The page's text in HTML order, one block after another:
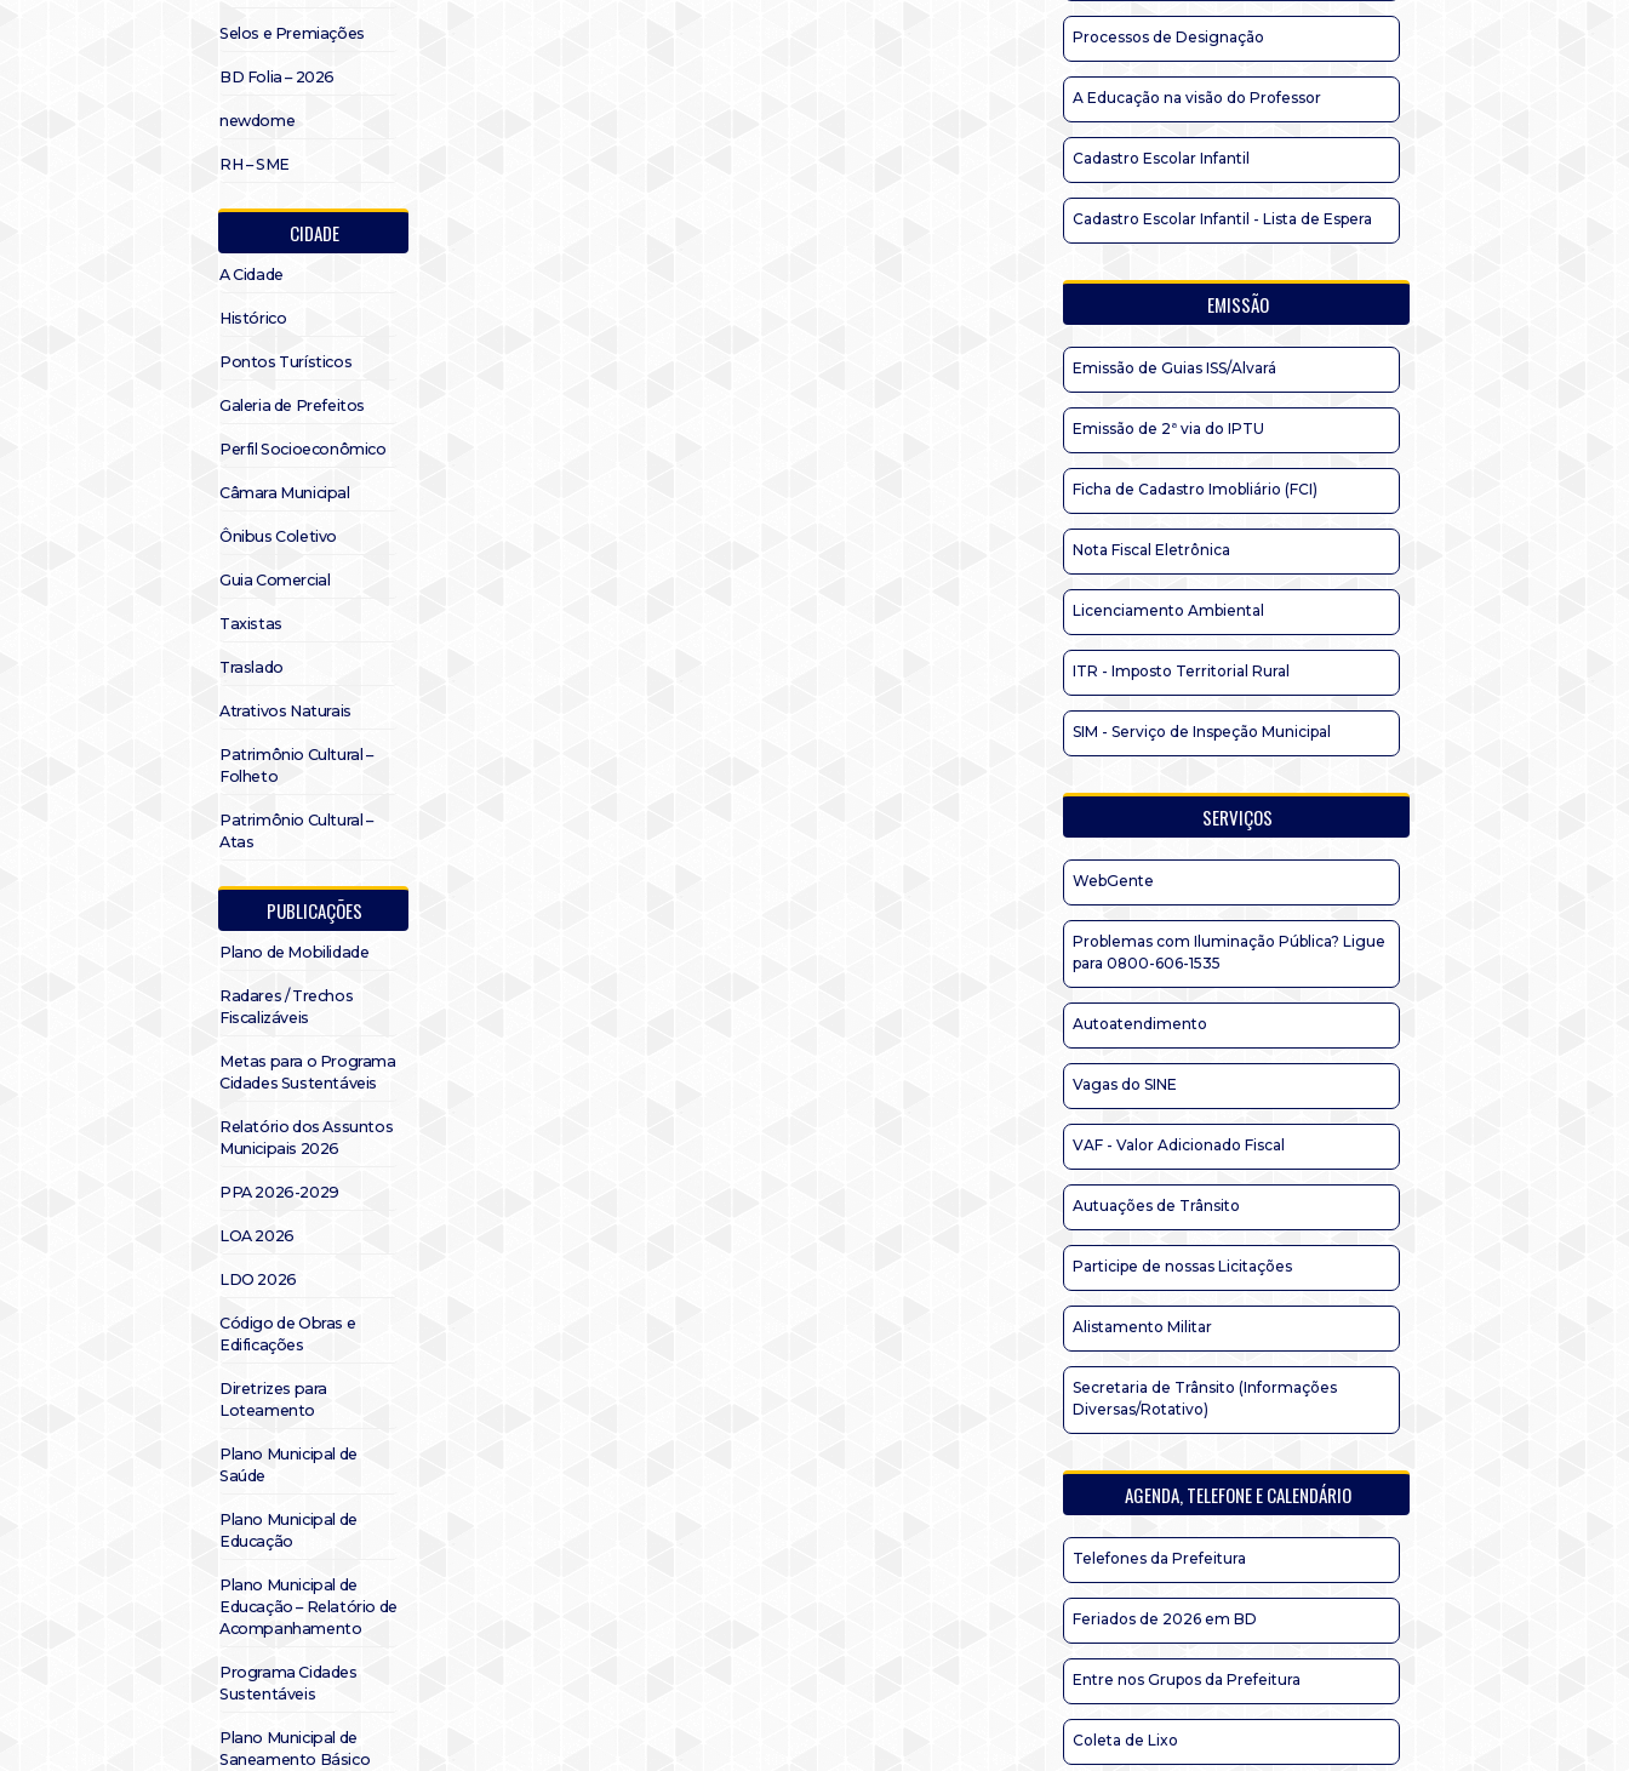
Selos e Premiações
BD Folia – 2026
newdome
RH – SME
CIDADE
A Cidade
Histórico
Pontos Turísticos
Galeria de Prefeitos
Perfil Socioeconômico
Câmara Municipal
Ônibus Coletivo
Guia Comercial
Taxistas
Traslado
Atrativos Naturais
Patrimônio Cultural –
Folheto
Patrimônio Cultural –
Atas
PUBLICAÇÕES
Plano de Mobilidade
Radares / Trechos
Fiscalizáveis
Metas para o Programa
Cidades Sustentáveis
Relatório dos Assuntos
Municipais 2026
PPA 2026-2029
LOA 2026
LDO 2026
Código de Obras e
Edificações
Diretrizes para
Loteamento
Plano Municipal de
Saúde
Plano Municipal de
Educação
Plano Municipal de
Educação – Relatório de
Acompanhamento
Programa Cidades
Sustentáveis
Plano Municipal de
Saneamento Básico
Processos de Designação
A Educação na visão do Professor
Cadastro Escolar Infantil
Cadastro Escolar Infantil - Lista de Espera
EMISSÃO
Emissão de Guias ISS/Alvará
Emissão de 2ª via do IPTU
Ficha de Cadastro Imobliário (FCI)
Nota Fiscal Eletrônica
Licenciamento Ambiental
ITR - Imposto Territorial Rural
SIM - Serviço de Inspeção Municipal
SERVIÇOS
WebGente
Problemas com Iluminação Pública? Ligue
para 0800-606-1535
Autoatendimento
Vagas do SINE
VAF - Valor Adicionado Fiscal
Autuações de Trânsito
Participe de nossas Licitações
Alistamento Militar
Secretaria de Trânsito (Informações
Diversas/Rotativo)
AGENDA, TELEFONE E CALENDÁRIO
Telefones da Prefeitura
Feriados de 2026 em BD
Entre nos Grupos da Prefeitura
Coleta de Lixo